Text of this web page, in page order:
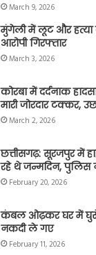
March 9, 2026
मुंगेली में लूट और हत्या
आरोपी गिरफ्तार
March 3, 2026
कोरबा में दर्दनाक
मारी जोरदार टक्कर,
March 2, 2026
छत्तीसगढ़: सूरजपुर में
रहे थे जन्मदिन, पुलिस
February 20, 2026
कंबल ओढ़कर घर में
नकदी ले गए
February 11, 2026